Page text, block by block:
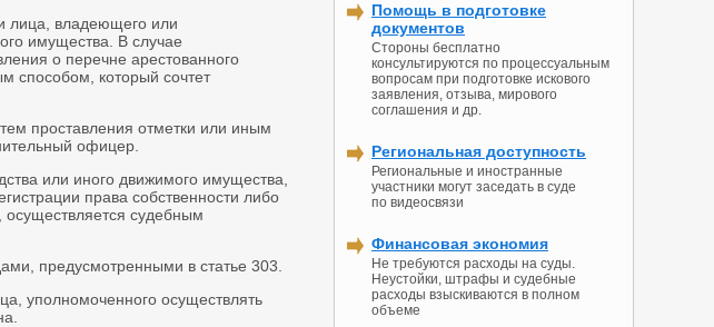
Помощь в подготовке
документов
Стороны бесплатно
консультируются по процессуальным
вопросам при подготовке искового
заявления, отзыва, мирового
соглашения и др.
Региональная доступность
Региональные и иностранные
участники могут заседать в суде
по видеосвязи
Финансовая экономия
Не требуются расходы на суды.
Неустойки, штрафы и судебные
расходы взыскиваются в полном
объеме
лица, владеющего или
имущества. В случае
о перечне арестованного
способом, который сочтет
проставления отметки или иным
офицер.
или иного движимого имущества,
права собственности либо
осуществляется судебным
предусмотренными в статье 303.
уполномоченного осуществлять